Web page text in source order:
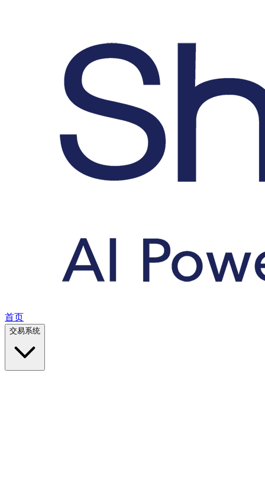
首页
交易系统